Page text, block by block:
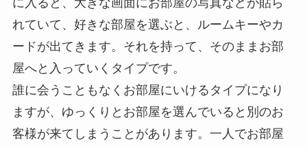
に入ると、大きな画面にお部屋の写真などが貼ら
れていて、好きな部屋を選ぶと、ルームキーやカ
ードが出てきます。それを持って、そのままお部
屋へと入っていくタイプです。
誰に会うこともなくお部屋にいけるタイプになり
ますが、ゆっくりとお部屋を選んでいると別のお
客様が来てしまうことがあります。一人でお部屋